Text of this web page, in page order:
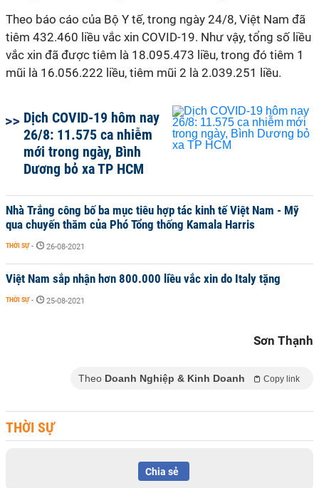
Theo báo cáo của Bộ Y tế, trong ngày 24/8, Việt Nam đã
tiêm 432.460 liều vắc xin COVID-19. Như vậy, tổng số liều
vắc xin đã được tiêm là 18.095.473 liều, trong đó tiêm 1
mũi là 16.056.222 liều, tiêm mũi 2 là 2.039.251 liều.
Dịch COVID-19 hôm nay
26/8: 11.575 ca nhiễm
mới trong ngày, Bình
Dương bỏ xa TP HCM
Nhà Trắng công bố ba mục tiêu hợp tác kinh tế Việt Nam - Mỹ
qua chuyến thăm của Phó Tổng thống Kamala Harris
THỜI SỰ - 26-08-2021
Việt Nam sắp nhận hơn 800.000 liều vắc xin do Italy tặng
THỜI SỰ - 25-08-2021
Sơn Thạnh
Theo Doanh Nghiệp & Kinh Doanh Copy link
THỜI SỰ
Chia sẻ